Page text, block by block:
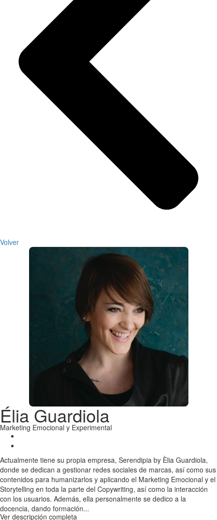
Volver
Élia Guardiola
Marketing Emocional y Experimental
Actualmente tiene su propia empresa, Serendipia by Èlia Guardiola,
donde se dedican a gestionar redes sociales de marcas, así como sus
contenidos para humanizarlos y aplicando el Marketing Emocional y el
Storytelling en toda la parte del Copywriting, así como la interacción
con los usuarios. Además, ella personalmente se dedico a la
docencia, dando formación...
Ver descripción completa